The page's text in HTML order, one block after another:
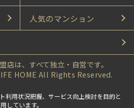
人気のマンション
店は、すべて独立・自営です。
HOME All Rights Reserved.
利用状況把握、サービス向上検討を目的と
しています。